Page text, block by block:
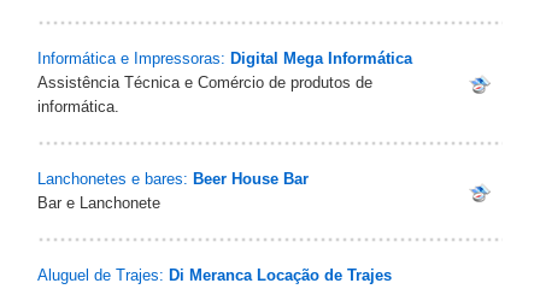
Informática e Impressoras: Digital Mega Informática
Assistência Técnica e Comércio de produtos de
informática.
Lanchonetes e bares: Beer House Bar‎
Bar e Lanchonete
Aluguel de Trajes: Di Meranca Locação de Trajes